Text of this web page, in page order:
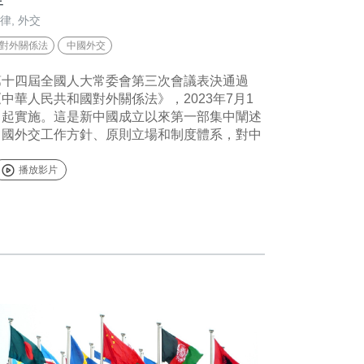
外交
對外關係法 中國外交
四屆全國人大常委會第三次會議表決通過
華人民共和國對外關係法》，2023年7月1
實施。這是新中國成立以來第一部集中闡述
外交工作方針、原則立場和制度體系，對中
播放影片